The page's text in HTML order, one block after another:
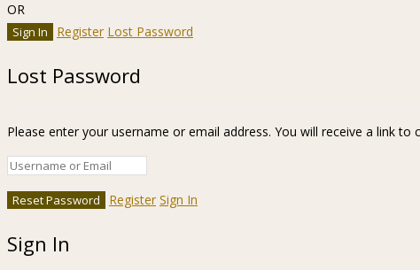
OR
Register Lost Password
Lost Password
Please enter your username or email address. You will receive a link to
Register Sign In
Sign In